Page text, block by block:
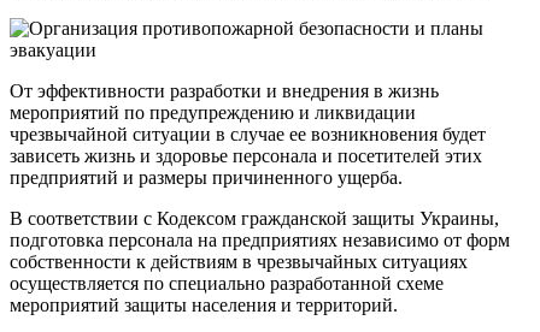
От эффективности разработки и внедрения в жизнь
мероприятий по предупреждению и ликвидации
чрезвычайной ситуации в случае ее возникновения будет
зависеть жизнь и здоровье персонала и посетителей этих
предприятий и размеры причиненного ущерба.
В соответствии с Кодексом гражданской защиты Украины,
подготовка персонала на предприятиях независимо от форм
собственности к действиям в чрезвычайных ситуациях
осуществляется по специально разработанной схеме
мероприятий защиты населения и территорий.